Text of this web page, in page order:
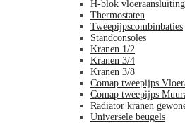
H-blok vloeraansluiting
Thermostaten
Tweepijpscombinbaties
Standconsoles
Kranen 1/2
Kranen 3/4
Kranen 3/8
Comap tweepijps
Comap tweepijps
Radiator kranen
Universele beugels